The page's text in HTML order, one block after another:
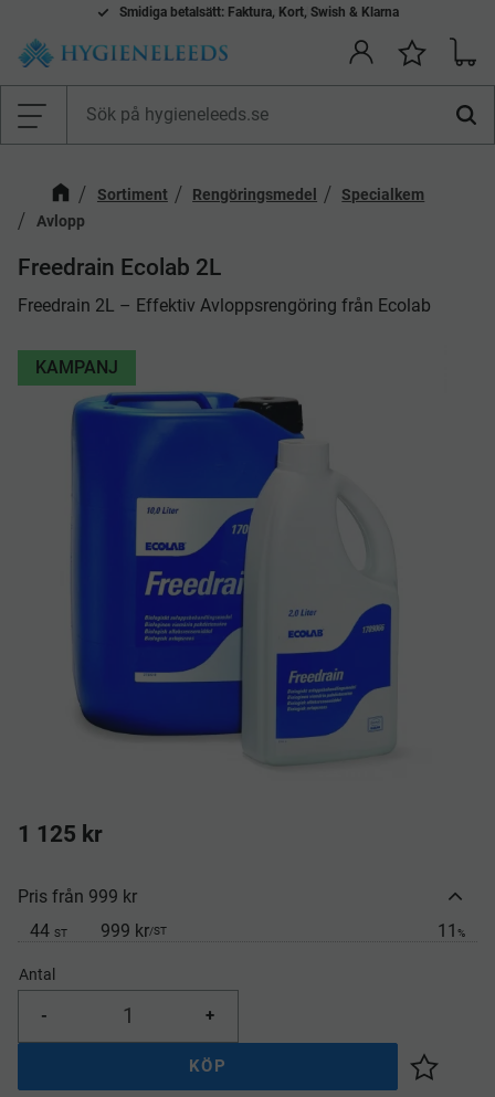
Meny
Smidiga betalsätt: Faktura, Kort, Swish & Klarna
Sortiment Rengöringsmedel
Specialkem
Avlopp
​Freedrain Ecolab 2L
Freedrain 2L – Effektiv Avloppsrengöring från Ecolab
KAMPANJ
1 125 kr
Pris från 999 kr
44 ST 999 kr/ST 11 %
Antal
+
-
KÖP
Lägg till